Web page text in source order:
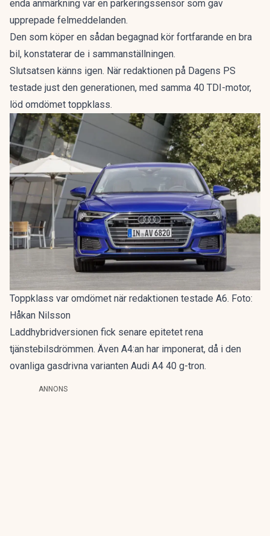
enda anmärkning var en parkeringssensor som gav
upprepade felmeddelanden.
Den som köper en sådan begagnad kör fortfarande en bra
bil, konstaterar de i sammanställningen.
Slutsatsen känns igen. När redaktionen på Dagens PS
testade just den generationen, med samma 40 TDI-motor,
löd omdömet toppklass.
Toppklass var omdömet när redaktionen testade A6. Foto:
Håkan Nilsson
Laddhybridversionen fick senare epitetet rena
tjänstebilsdrömmen. Även A4:an har imponerat, då i den
ovanliga gasdrivna varianten Audi A4 40 g-tron.
ANNONS